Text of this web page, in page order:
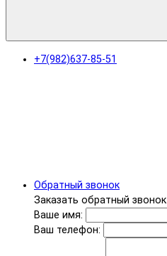
+7(982)637-85-51
Обратный звонок
Заказать обратный звонок
Ваше имя:
Ваш телефон: